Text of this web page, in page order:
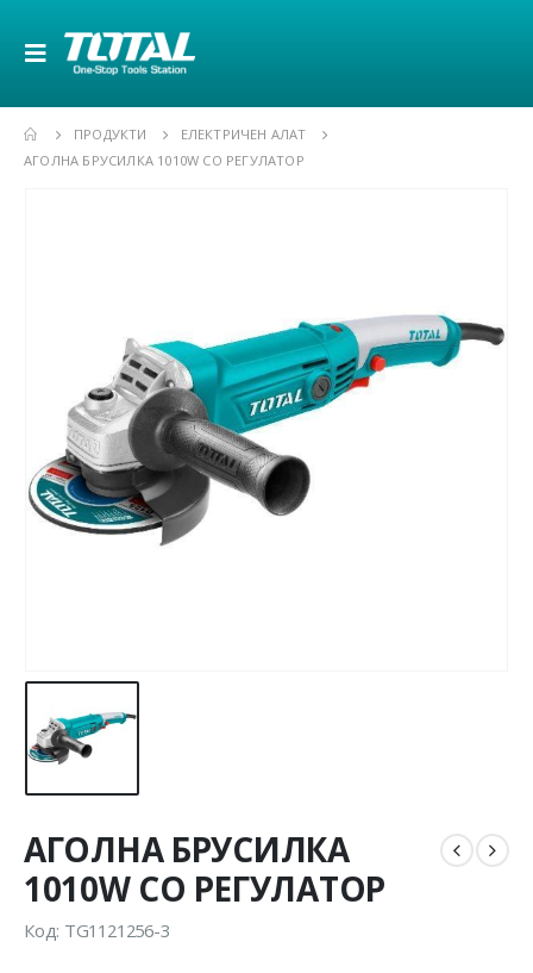
ПРОДУКТИ
ЕЛЕКТРИЧЕН АЛАТ
АГОЛНА БРУСИЛКА 1010W СО РЕГУЛАТОР
АГОЛНА БРУСИЛКА
1010W СО РЕГУЛАТОР
Код: TG1121256-3